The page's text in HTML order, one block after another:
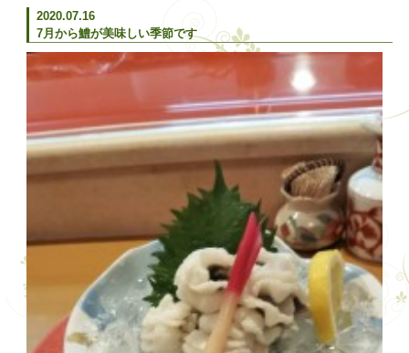
2020.07.16
7月から鱧が美味しい季節です